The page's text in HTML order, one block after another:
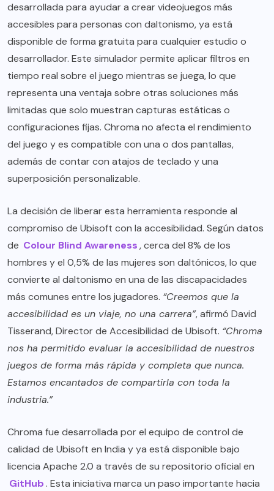
desarrollada para ayudar a crear videojuegos más
accesibles para personas con daltonismo, ya está
disponible de forma gratuita para cualquier estudio o
desarrollador. Este simulador permite aplicar filtros en
tiempo real sobre el juego mientras se juega, lo que
representa una ventaja sobre otras soluciones más
limitadas que solo muestran capturas estáticas o
configuraciones fijas. Chroma no afecta el rendimiento
del juego y es compatible con una o dos pantallas,
además de contar con atajos de teclado y una
superposición personalizable.
La decisión de liberar esta herramienta responde al
compromiso de Ubisoft con la accesibilidad. Según datos
de Colour Blind Awareness , cerca del 8% de los
hombres y el 0,5% de las mujeres son daltónicos, lo que
convierte al daltonismo en una de las discapacidades
más comunes entre los jugadores. “Creemos que la
accesibilidad es un viaje, no una carrera”, afirmó David
Tisserand, Director de Accesibilidad de Ubisoft. “Chroma
nos ha permitido evaluar la accesibilidad de nuestros
juegos de forma más rápida y completa que nunca.
Estamos encantados de compartirla con toda la
industria.”
Chroma fue desarrollada por el equipo de control de
calidad de Ubisoft en India y ya está disponible bajo
licencia Apache 2.0 a través de su repositorio oficial en
GitHub . Esta iniciativa marca un paso importante hacia